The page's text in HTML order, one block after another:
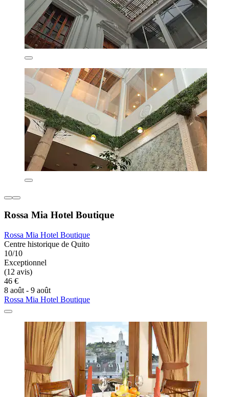
Rossa Mia Hotel Boutique
Rossa Mia Hotel Boutique
Centre historique de Quito
10/10
Exceptionnel
(12 avis)
46 €
8 août - 9 août
Rossa Mia Hotel Boutique